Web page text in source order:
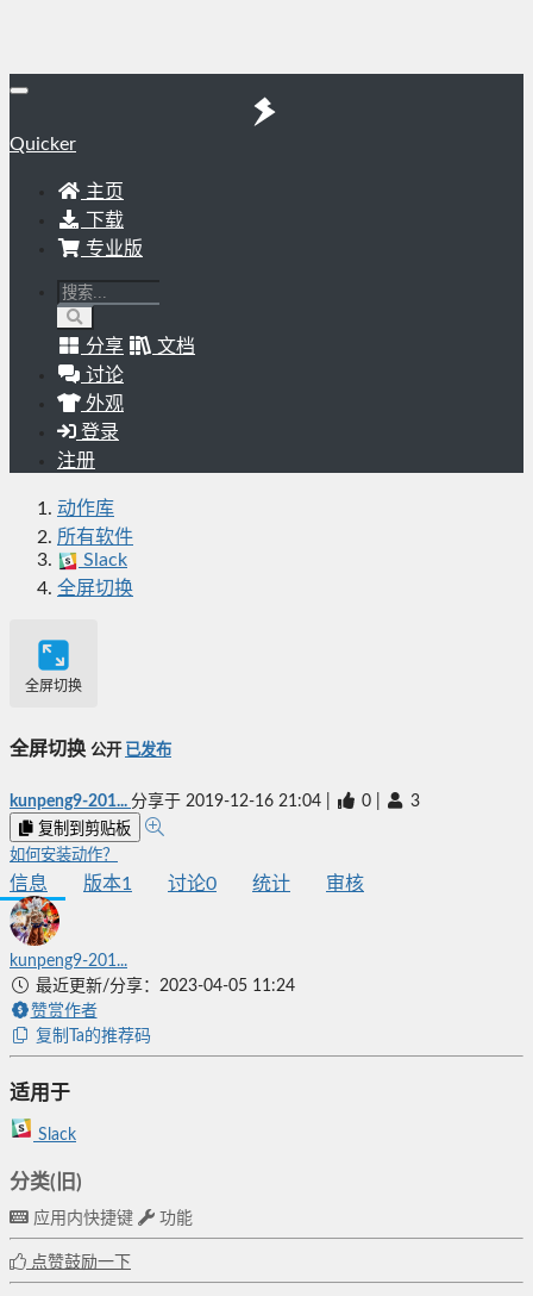
Quicker
主页
下载
专业版
分享
文档
讨论
外观
登录
注册
动作库
所有软件
Slack
全屏切换
全屏切换
全屏切换 公开 已发布
kunpeng9-201... 分享于 2019-12-16 21:04 0 3
复制到剪贴板
如何安装动作？
信息 版本1 讨论0 统计 审核
kunpeng9-201...
最近更新/分享：2023-04-05 11:24
赞赏作者
复制Ta的推荐码
适用于
Slack
分类(旧)
应用内快捷键 功能
点赞鼓励一下